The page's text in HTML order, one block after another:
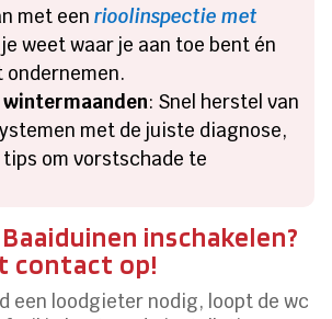
met eenrioolinspectie met
weet waar je aan toe bent én
: Snel herstel van
met de juiste diagnose,
om vorstschade te
inschakelen?
contact op!
een loodgieter nodig, loopt de wc